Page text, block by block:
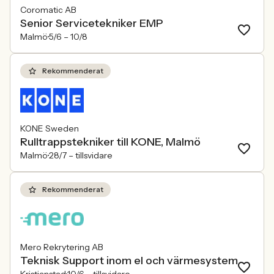
Coromatic AB
Senior Servicetekniker EMP
Malmö5/6 – 10/8
Rekommenderat
KONE Sweden
Rulltrappstekniker till KONE, Malmö
Malmö28/7 – tillsvidare
Rekommenderat
Mero Rekrytering AB
Teknisk Support inom el och värmesystem